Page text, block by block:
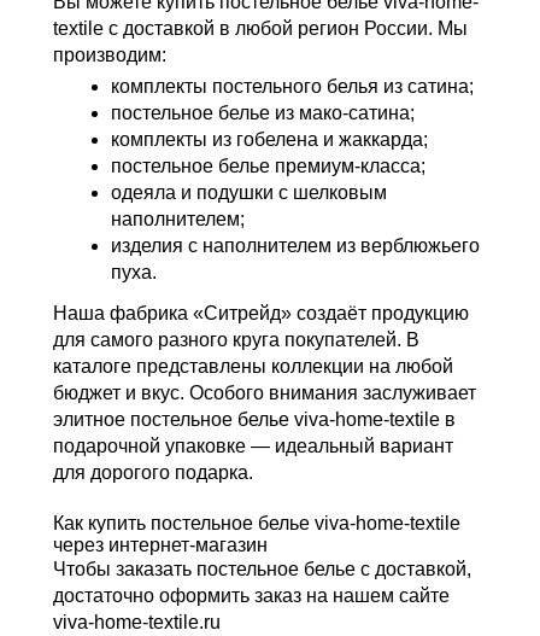
textile с доставкой в любой регион России. Мы
производим:
комплекты постельного белья из сатина;
постельное белье из мако-сатина;
комплекты из гобелена и жаккарда;
постельное белье премиум-класса;
одеяла и подушки с шелковым
наполнителем;
изделия с наполнителем из верблюжьего
пуха.
Наша фабрика «Ситрейд» создаёт продукцию
для самого разного круга покупателей. В
каталоге представлены коллекции на любой
бюджет и вкус. Особого внимания заслуживает
элитное постельное белье viva-home-textile в
подарочной упаковке — идеальный вариант
для дорогого подарка.
Как купить постельное белье viva-home-textile
через интернет-магазин
Чтобы заказать постельное белье с доставкой,
достаточно оформить заказ на нашем сайте
viva-home-textile.ru